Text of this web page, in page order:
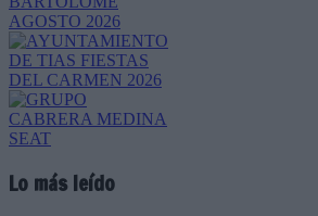
Lo más leído